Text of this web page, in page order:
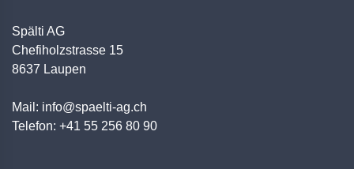
Spälti AG
Chefiholzstrasse 15
8637 Laupen
Mail: info@spaelti-ag.ch
Telefon: +41 55 256 80 90